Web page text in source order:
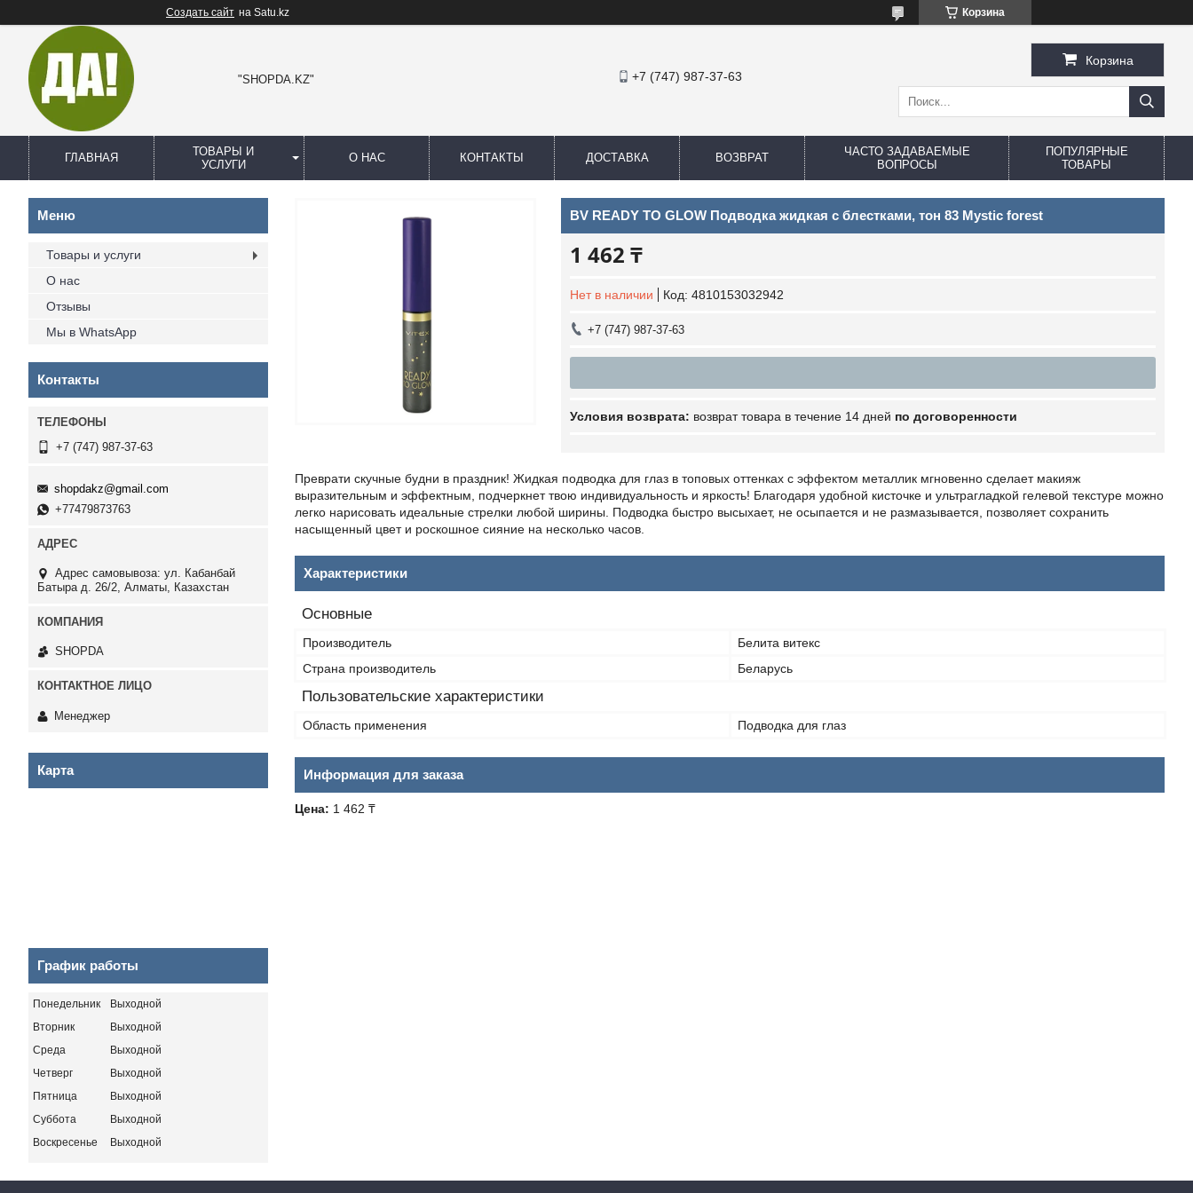
Создать сайт на Satu.kz Корзина
"SHOPDA.KZ" +7 (747) 987-37-63
Корзина
ГЛАВНАЯ
ТОВАРЫ И
УСЛУГИ
О НАС КОНТАКТЫ ДОСТАВКА ВОЗВРАТ
ЧАСТО ЗАДАВАЕМЫЕ
ВОПРОСЫ
ПОПУЛЯРНЫЕ
ТОВАРЫ
BV READY TO GLOW Подводка жидкая с блестками, тон 83 Mystic forest
1 462 ₸
Нет в наличии Код: 4810153032942
+7 (747) 987-37-63
возврат товара в течение 14 дней по договоренности
Преврати скучные будни в праздник! Жидкая подводка для глаз в топовых оттенках с эффектом металлик мгновенно сделает макияж
выразительным и эффектным, подчеркнет твою индивидуальность и яркость! Благодаря удобной кисточке и ультрагладкой гелевой текстуре можно
легко нарисовать идеальные стрелки любой ширины. Подводка быстро высыхает, не осыпается и не размазывается, позволяет сохранить
насыщенный цвет и роскошное сияние на несколько часов.
Характеристики
Основные
Производитель
Белита витекс
Страна производитель
Беларусь
Пользовательские характеристики
Область применения Подводка для глаз
Информация для заказа
Цена: 1 462 ₸
Товары и услуги
О нас
Отзывы
Мы в WhatsApp
Контакты
+7 (747) 987-37-63
shopdakz@gmail.com
+77479873763
Адрес самовывоза: ул. Кабанбай
Батыра д. 26/2, Алматы, Казахстан
SHOPDA
Менеджер
Карта
График работы
Понедельник
Выходной
Вторник
Выходной
Среда
Выходной
Четверг
Выходной
Пятница
Выходной
Суббота
Выходной
Воскресенье
Выходной